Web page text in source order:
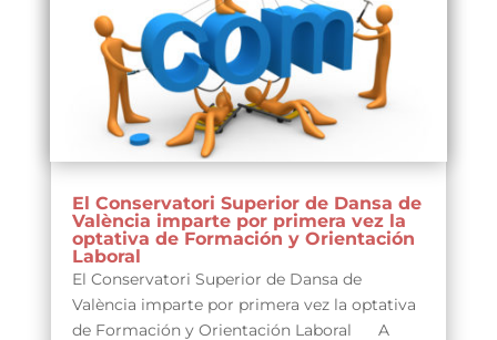
El Conservatori Superior de Dansa de
València imparte por primera vez la
optativa de Formación y Orientación
Laboral
El Conservatori Superior de Dansa de
València imparte por primera vez la optativa
de Formación y Orientación Laboral A